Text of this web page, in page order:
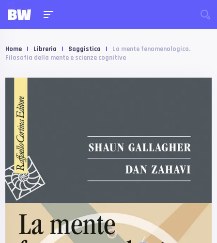
Home | Libreria | Saggistica |
La mente fenomenologica.
Filosofia della mente e scienze cognitive